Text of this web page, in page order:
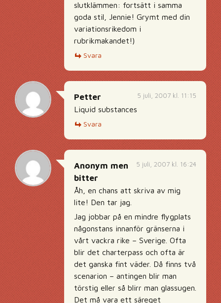
slutklämmen: fortsätt i samma
goda stil, Jennie! Grymt med din
variationsrikedom i
rubrikmakandet!)
Svara
5 juli, 2007 kl. 11:15
Petter
Liquid substances
Svara
5 juli, 2007 kl. 16:24
Anonym men
bitter
Åh, en chans att skriva av mig
lite! Den tar jag.
Jag jobbar på en mindre flygplats
någonstans innanför gränserna i
vårt vackra rike – Sverige. Ofta
blir det charterpass och ofta är
det ganska fint väder. Då finns två
scenarion – antingen blir man
törstig eller så blirr man glassugen.
Det må vara ett säreget